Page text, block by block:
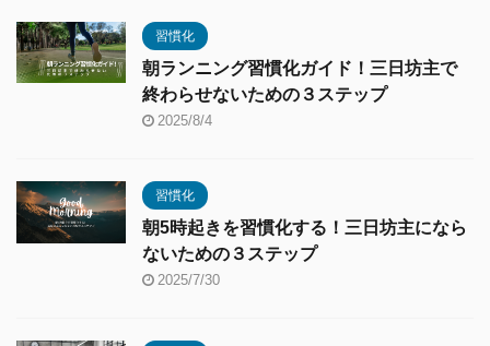
習慣化
朝ランニング習慣化ガイド！三日坊主で
終わらせないための３ステップ
2025/8/4
習慣化
朝5時起きを習慣化する！三日坊主になら
ないための３ステップ
2025/7/30